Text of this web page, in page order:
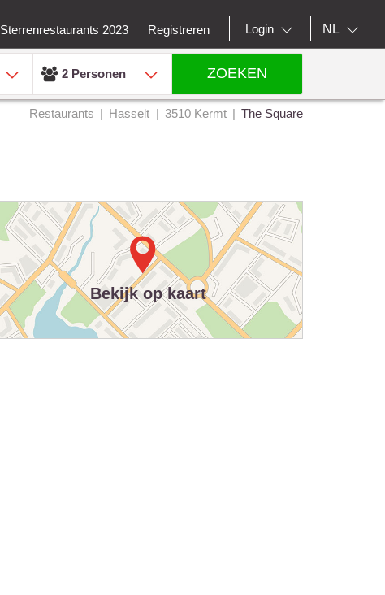
Sterrenrestaurants 2023 Registreren Login NL
2 Personen ZOEKEN
Restaurants Hasselt 3510 Kermt The Square
Bekijk op kaart